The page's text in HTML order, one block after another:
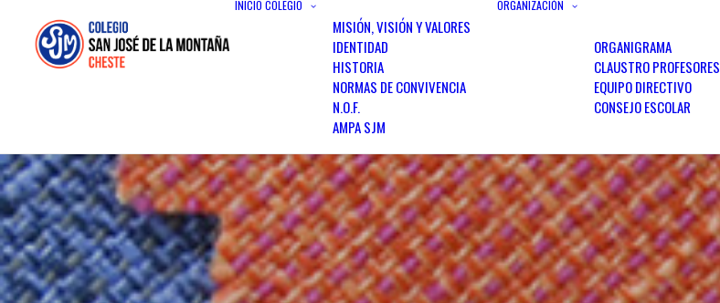
INICIO COLEGIO
MISIÓN, VISIÓN Y VALORES
IDENTIDAD
HISTORIA
NORMAS DE CONVIVENCIA
N.O.F.
AMPA SJM
ORGANIZACIÓN
ORGANIGRAMA
CLAUSTRO PROFESORES
EQUIPO DIRECTIVO
CONSEJO ESCOLAR